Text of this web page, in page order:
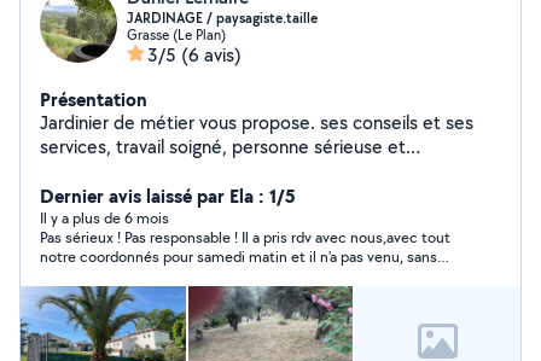
JARDINAGE / paysagiste.taille
Grasse (Le Plan)
3/5 (6 avis)
Présentation
Jardinier de métier vous propose. ses conseils et ses
services, travail soigné, personne sérieuse et
Dernier avis laissé par Ela : 1/5
Il y a plus de 6 mois
Pas sérieux ! Pas responsable ! Il a pris rdv avec nous,avec tout
notre coordonnés pour samedi matin et il n'a pas venu, sans
notre adresse. RESTEZ VIGILANT !!